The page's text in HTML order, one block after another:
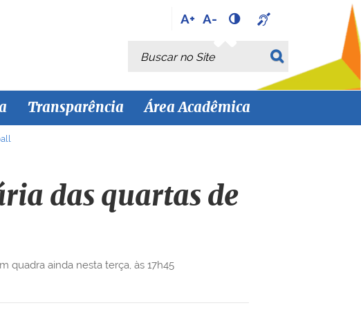
A+ A-
Busca
Busca Avançada…
Transparência Área Acadêmica
das quartas de
quadra ainda nesta terça, às 17h45